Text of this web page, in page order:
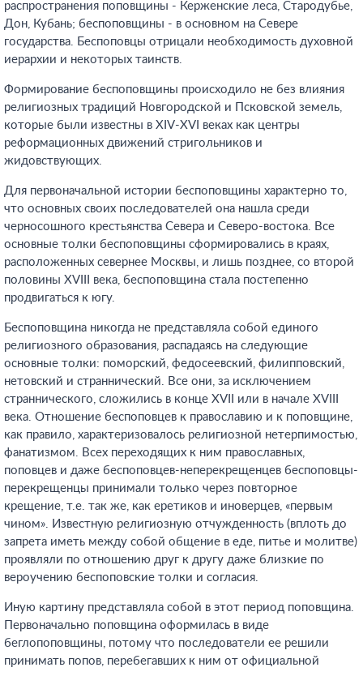
распространения поповщины - Керженские леса, Стародубье,
Дон, Кубань; беспоповщины - в основном на Севере
государства. Беспоповцы отрицали необходимость духовной
иерархии и некоторых таинств.
Формирование беспоповщины происходило не без влияния
религиозных традиций Новгородской и Псковской земель,
которые были известны в XIV-XVI веках как центры
реформационных движений стригольников и
жидовствующих.
Для первоначальной истории беспоповщины характерно то,
что основных своих последователей она нашла среди
черносошного крестьянства Севера и Северо-востока. Все
основные толки беспоповщины сформировались в краях,
расположенных севернее Москвы, и лишь позднее, со второй
половины XVIII века, беспоповщина стала постепенно
продвигаться к югу.
Беспоповщина никогда не представляла собой единого
религиозного образования, распадаясь на следующие
основные толки: поморский, федосеевский, филипповский,
нетовский и страннический. Все они, за исключением
страннического, сложились в конце XVII или в начале XVIII
века. Отношение беспоповцев к православию и к поповщине,
как правило, характеризовалось религиозной нетерпимостью,
фанатизмом. Всех переходящих к ним православных,
поповцев и даже беспоповцев-неперекрещенцев беспоповцы-
перекрещенцы принимали только через повторное
крещение, т.е. так же, как еретиков и иноверцев, «первым
чином». Известную религиозную отчужденность (вплоть до
запрета иметь между собой общение в еде, питье и молитве)
проявляли по отношению друг к другу даже близкие по
вероучению беспоповские толки и согласия.
Иную картину представляла собой в этот период поповщина.
Первоначально поповщина оформилась в виде
беглопоповщины, потому что последователи ее решили
принимать попов, перебегавших к ним от официальной